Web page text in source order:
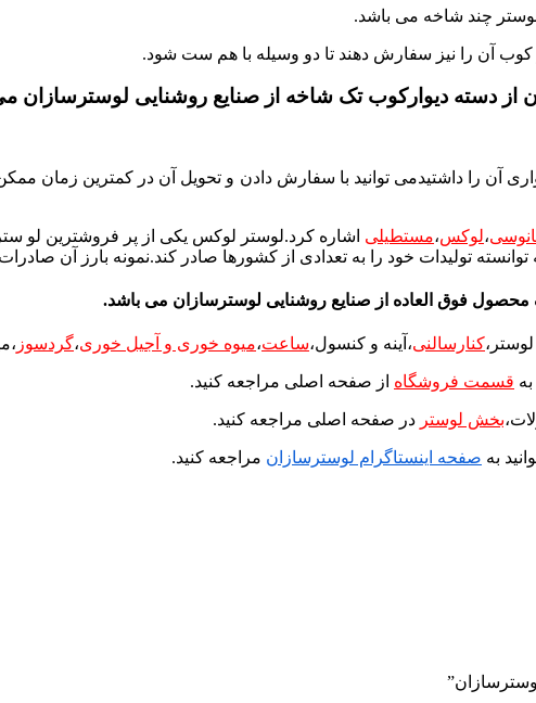
چند شاخه می باشد.
کوب آن را نیز سفارش دهند تا دو وسیله با هم ست شود.
از دسته دیوارکوب تک شاخه از صنایع روشنایی لوسترسازان
آن را داشتیدمی توانید با سفارش دادن و تحویل آن در کمترین زمان
،لوکس،مستطیلی اشاره کرد.لوستر لوکس یکی از پر فروشترین لو
تولیدات خود را به تعدادی از کشورها صادر کند.نمونه بارز آن
فوق العاده از صنایع روشنایی لوسترسازان می باشد.
لوستر ،کنارسالنی،آینه و کنسول،ساعت،میوه خوری و آجیل خوری،گردسوز
قسمت فروشگاه از صفحه اصلی مراجعه کنید.
بخش لوستر در صفحه اصلی مراجعه کنید.
به صفحه اینستاگرام لوسترسازان مراجعه کنید.